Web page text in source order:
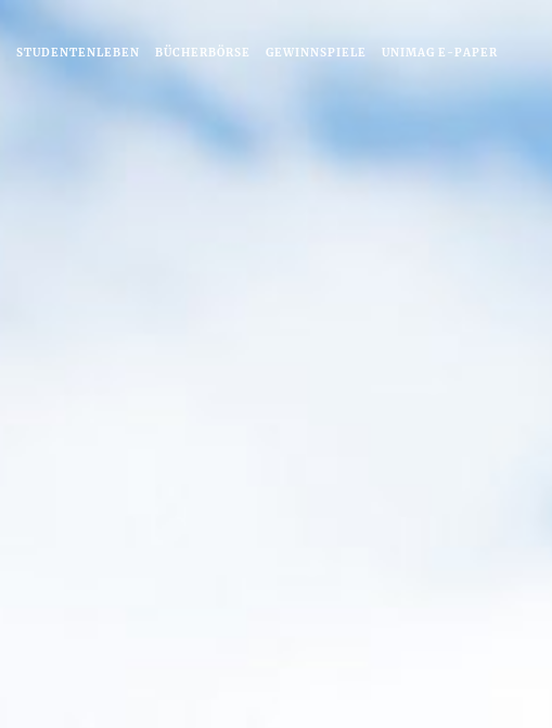
STUDENTENLEBEN BÜCHERBÖRSE GEWINNSPIELE UNIMAG E-PAPER